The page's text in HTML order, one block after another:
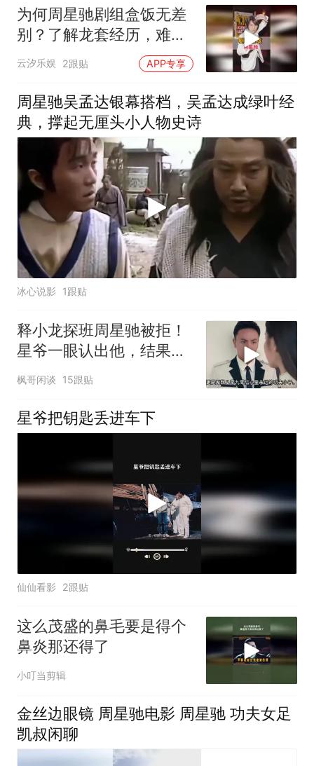
为何周星驰剧组盒饭无差
别？了解龙套经历，难怪
他能拍出尹天仇
云汐乐娱 2跟贴 APP专享
周星驰吴孟达银幕搭档，吴孟达成绿叶经
典，撑起无厘头小人物史诗
冰心说影 1跟贴
释小龙探班周星驰被拒！
星爷一眼认出他，结果却
不让他演
枫哥闲谈 15跟贴
星爷把钥匙丢进车下
仙仙看影 2跟贴
这么茂盛的鼻毛要是得个
鼻炎那还得了
小叮当剪辑
金丝边眼镜 周星驰电影 周星驰 功夫女足
凯叔闲聊